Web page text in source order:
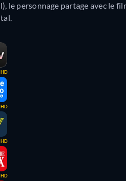
personnage partage avec le
HD
HD
HD
HD